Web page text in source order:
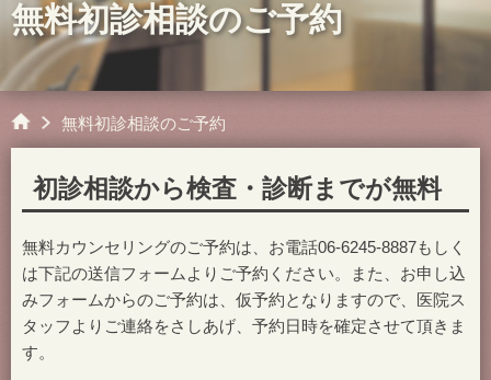
無料初診相談のご予約
無料初診相談のご予約
初診相談から検査・診断までが無料
無料カウンセリングのご予約は、お電話06-6245-8887もしく
は下記の送信フォームよりご予約ください。また、お申し込
みフォームからのご予約は、仮予約となりますので、医院ス
タッフよりご連絡をさしあげ、予約日時を確定させて頂きま
す。